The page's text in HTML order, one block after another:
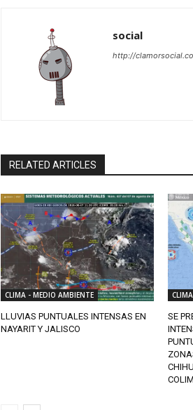
social
http://
RELATED ARTICLES
CLIMA - MEDIO AMBIENTE
LLUVIAS PUNTUALES INTENSAS EN
NAYARIT Y JALISCO
SE